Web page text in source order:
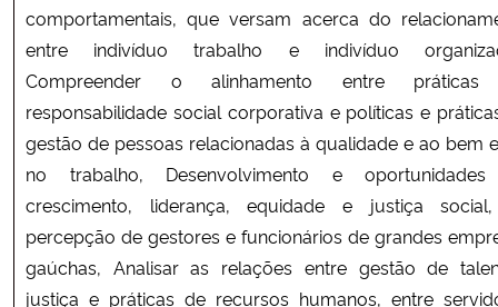
comportamentais, que versam acerca do
entre indivíduo trabalho e indivíduo
Compreender o alinhamento entre
responsabilidade social corporativa e políticas e
gestão de pessoas relacionadas à qualidade e ao bem
no trabalho, Desenvolvimento e
crescimento, liderança, equidade e justiça
percepção de gestores e funcionários de grandes
gaúchas, Analisar as relações entre gestão de
justiça e práticas de recursos humanos, entre